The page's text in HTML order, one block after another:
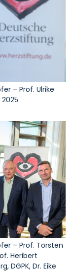
– Prof. Ulrike
– Prof. Torsten
Heribert
DGPK, Dr. Eike